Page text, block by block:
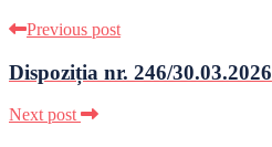
Previous post
Dispoziția nr. 246/30.03.2026
Next post